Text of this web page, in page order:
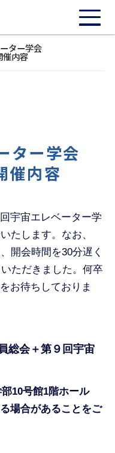
ター学会
催内容
ター学会
催内容
宇宙エレベーター学
たします。なお、
開会時間を30分遅く
ただきました。何卒
お待ちしておりま
総会＋第９回宇宙
10号館1階ホール
場合があることをご